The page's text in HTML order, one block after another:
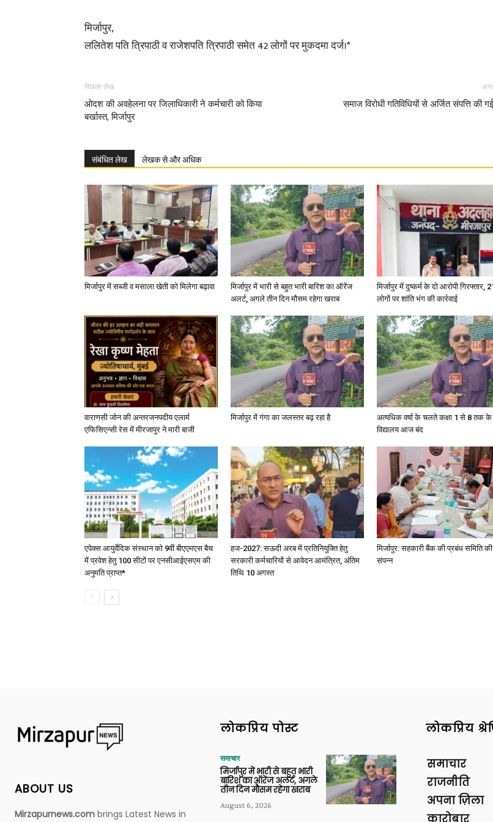
News
Hindi,
Today
Hindi
मिर्जापुर,
ललितेश पति त्रिपाठी व राजेशपति त्रिपाठी समेत 42 लोगों पर मुकदमा दर्ज।*
पिछला लेख
ओदश की अवहेलना पर जिलाधिकारी ने कर्मचारी को किया
बर्खास्त, मिर्जापुर
समाज विरोधी गतिविधियों से अर्जित संपत्ति की
संबंधित लेख लेखक से और अधिक
मिर्जापुर में सब्जी व मसाला खेती को मिलेगा बढ़ावा
मिर्जापुर में भारी से बहुत भारी बारिश का ऑरेंज
अलर्ट, अगले तीन दिन मौसम रहेगा खराब
मिर्जापुर में दुष्कर्म के दो आरोपी गिरफ्तार,
लोगों पर शांति भंग की कार्रवाई
वाराणसी जोन की अन्तरजनपदीय एलार्म
एफिसिएन्सी रेस में मीरजापुर ने मारी बाजी
मिर्जापुर में गंगा का जलस्तर बढ़ रहा है
अत्यधिक वर्षा के चलते कक्षा 1 से 8 तक
विद्यालय आज बंद
एपेक्स आयुर्वेदिक संस्थान को 9वीं बीएएमएस बैच
में प्रवेश हेतु 100 सीटों पर एनसीआईएसएम की
अनुमति प्राप्त*
हज-2027: सऊदी अरब में प्रतिनियुक्ति हेतु
सरकारी कर्मचारियों से आवेदन आमंत्रित, अंतिम
तिथि 10 अगस्त
मिर्जापुर: सहकारी बैंक की प्रबंध समिति
संपन्न
ABOUT US
Mirzapurnews.com brings Latest News in
लोकप्रिय पोस्ट
समाचार
मिर्जापुर में भारी से बहुत भारी
बारिश का ऑरेंज अलर्ट, अगले
तीन दिन मौसम रहेगा खराब
August 6, 2026
लोकप्रिय
समाचार
राजनीति
अपना ज़िला
कारोबार